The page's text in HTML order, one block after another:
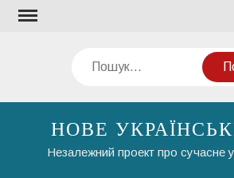
Перейти
Пошук
НОВЕ
Незалежний проект про сучасне